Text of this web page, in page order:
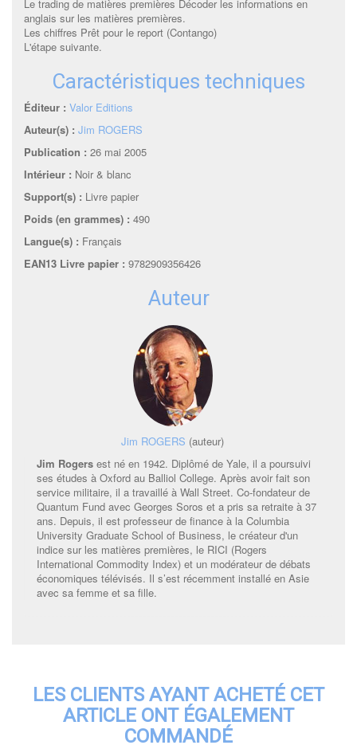
Le trading de matières premières Décoder les informations en
anglais sur les matières premières.
Les chiffres Prêt pour le report (Contango)
L'étape suivante.
Caractéristiques techniques
Éditeur : Valor Editions
Auteur(s) : Jim ROGERS
Publication : 26 mai 2005
Intérieur : Noir & blanc
Support(s) : Livre papier
Poids (en grammes) : 490
Langue(s) : Français
EAN13 Livre papier : 9782909356426
Auteur
Jim ROGERS (auteur)
Jim Rogers est né en 1942. Diplômé de Yale, il a poursuivi
ses études à Oxford au Balliol College. Après avoir fait son
service militaire, il a travaillé à Wall Street. Co-fondateur de
Quantum Fund avec Georges Soros et a pris sa retraite à 37
ans. Depuis, il est professeur de finance à la Columbia
University Graduate School of Business, le créateur d'un
indice sur les matières premières, le RICI (Rogers
International Commodity Index) et un modérateur de débats
économiques télévisés. Il s’est récemment installé en Asie
avec sa femme et sa fille.
LES CLIENTS AYANT ACHETÉ CET
ARTICLE ONT ÉGALEMENT
COMMANDÉ